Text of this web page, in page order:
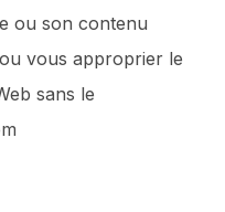
ou son contenu
vous approprier le
sans le